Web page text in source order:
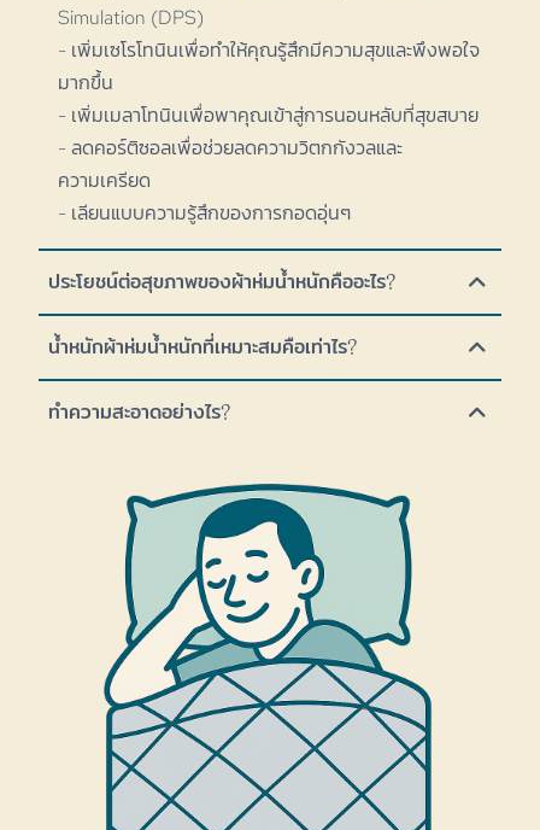
Simulation (DPS)
- เพิ่มเซโรโทนินเพื่อทำให้คุณรู้สึกมีความสุขและพึงพอใจ
มากขึ้น
- เพิ่มเมลาโทนินเพื่อพาคุณเข้าสู่การนอนหลับที่สุขสบาย
- ลดคอร์ติซอลเพื่อช่วยลดความวิตกกังวลและ
ความเครียด
- เลียนแบบความรู้สึกของการกอดอุ่นๆ
ประโยชน์ต่อสุขภาพของผ้าห่มน้ำหนักคืออะไร?
น้ำหนักผ้าห่มน้ำหนักที่เหมาะสมคือเท่าไร?
ทำความสะอาดอย่างไร?